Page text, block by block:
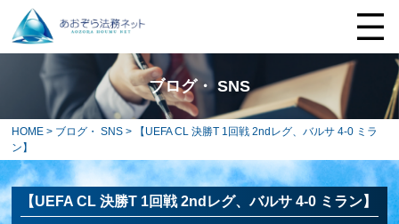
ブログ・ SNS
HOME > ブログ・ SNS > 【UEFA CL 決勝T 1回戦 2ndレグ、バルサ 4-0 ミラ
ン】
【UEFA CL 決勝T 1回戦 2ndレグ、バルサ 4-0 ミラン】